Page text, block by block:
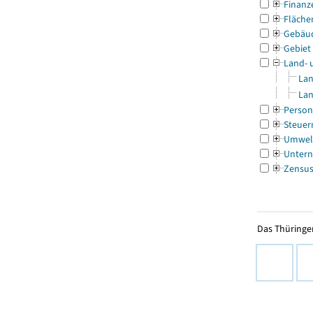
Gebiet
Land-
Zensus
Das